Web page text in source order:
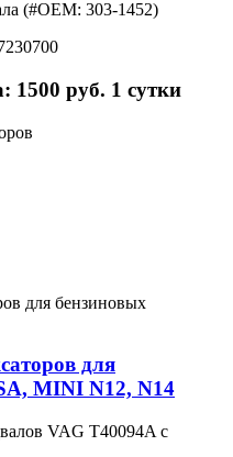
(#OEM: 303-1452)
1500 руб. 1 сутки
для
MINI N12, N14